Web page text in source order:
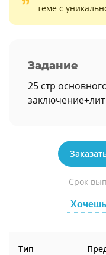
теме с
Задание
25 стр
Срок
Тип